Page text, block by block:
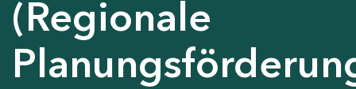
(Regionale